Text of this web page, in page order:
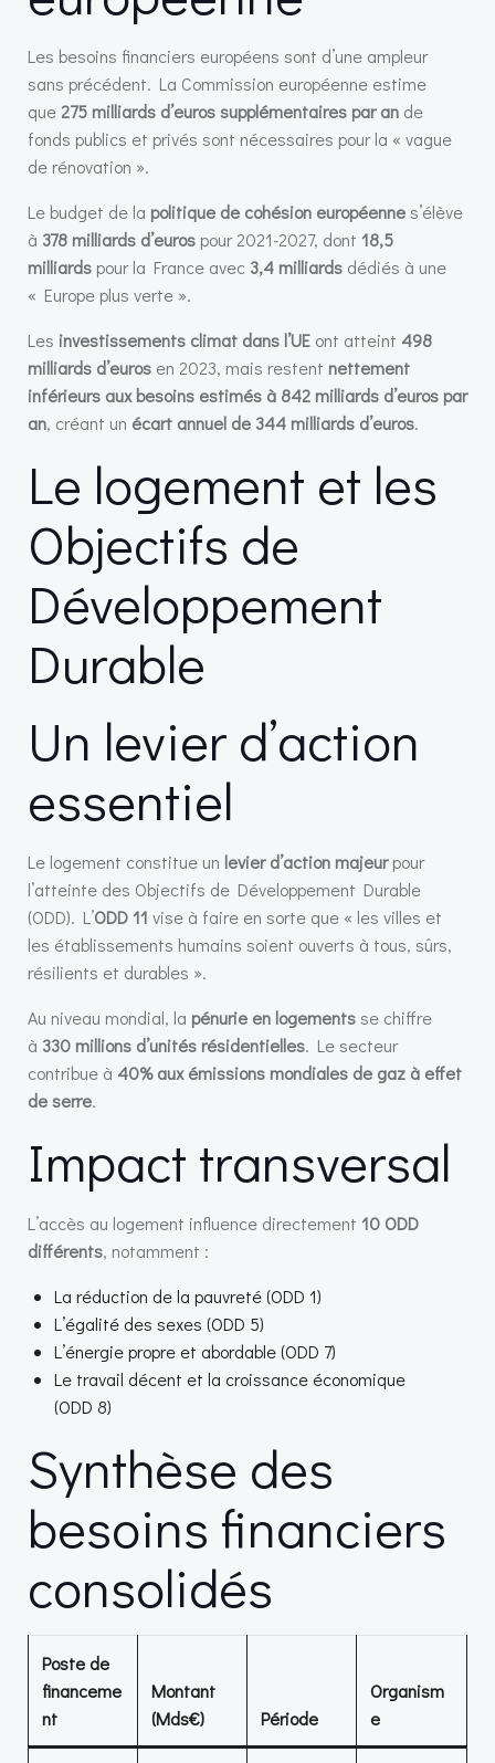
Les besoins financiers européens sont d’une ampleur
sans précédent. La Commission européenne estime
que275 milliards d’euros supplémentaires par an de
fonds publics et privés sont nécessaires pour la « vague
de rénovation ».
Le budget de la politique de cohésion européennes’élève
à 378 milliards d’euros pour 2021-2027, dont 18,5
milliards pour la France avec 3,4 milliards dédiés à une
« Europe plus verte ».
Les investissements climat dans l’UE ont atteint 498
milliards d’euros en 2023, mais restent nettement
inférieurs aux besoins estimés à 842 milliards d’euros par
an, créant un écart annuel de 344 milliards d’euros.
Le logement et les
Objectifs de
Développement
Durable
Un levier d’action
essentiel
Le logement constitue un levier d’action majeurpour
l’atteinte des Objectifs de Développement Durable
(ODD). L’ODD 11 vise à faire en sorte que « les villes et
les établissements humains soient ouverts à tous, sûrs,
résilients et durables ».
Au niveau mondial, la pénurie en logementsse chiffre
à 330 millions d’unités résidentielles. Le secteur
contribue à 40% aux émissions mondiales de gaz à effet
de serre.
Impact transversal
L’accès au logement influence directement 10 ODD
différents, notamment :
La réduction de la pauvreté (ODD 1)
L’égalité des sexes (ODD 5)
L’énergie propre et abordable (ODD 7)
Le travail décent et la croissance économique
(ODD 8)
Synthèse des
besoins financiers
consolidés
Poste de
financeme
nt
Montant
(Mds€)
Période
Organism
e